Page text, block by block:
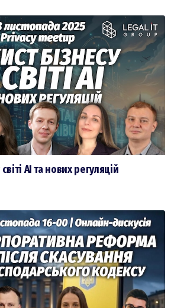
АІ та нових регуляцій